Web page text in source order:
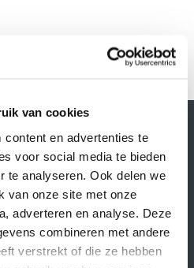
van cookies
en advertenties te
voor social media te bieden
te analyseren. Ook delen we
van onze site met onze
adverteren en analyse. Deze
combineren met andere
verstrekt of die ze hebben
1